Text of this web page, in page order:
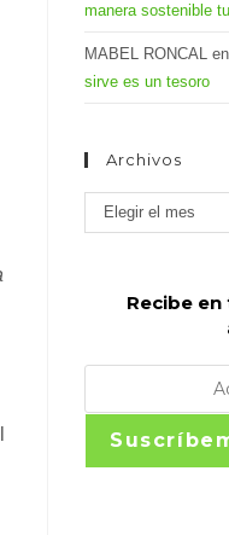
manera sostenible
MABEL RONCAL en
sirve es un tesoro
Archivos
Archivos
Elegir el mes
Recibe